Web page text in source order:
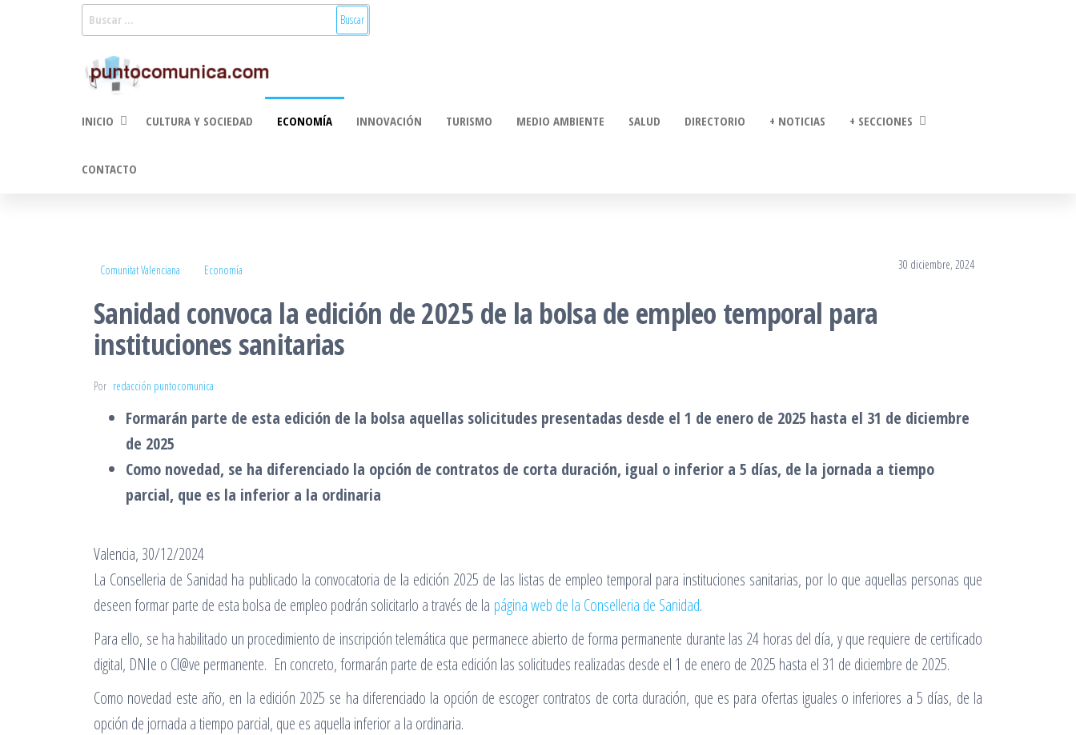
Comunicación
2.0
Valenciana:
turismo, cultura,
economía,
INICIO CULTURA Y SOCIEDAD ECONOMÍA INNOVACIÓN TURISMO MEDIO AMBIENTE SALUD DIRECTORIO + NOTICIAS + SECCIONES
CONTACTO
Comunitat Valenciana Economía 30 diciembre, 2024
Sanidad convoca la edición de 2025 de la bolsa de empleo temporal para
instituciones sanitarias
Por redacción puntocomunica
Formarán parte de esta edición de la bolsa aquellas solicitudes presentadas desde el 1 de enero de 2025 hasta el 31 de diciembre
de 2025
Como novedad, se ha diferenciado la opción de contratos de corta duración, igual o inferior a 5 días, de la jornada a tiempo
parcial, que es la inferior a la ordinaria
Valencia, 30/12/2024
La Conselleria de Sanidad ha publicado la convocatoria de la edición 2025 de las listas de empleo temporal para instituciones sanitarias, por lo que aquellas personas que
deseen formar parte de esta bolsa de empleo podrán solicitarlo a través de la página web de la Conselleria de Sanidad.
Para ello, se ha habilitado un procedimiento de inscripción telemática que permanece abierto de forma permanente durante las 24 horas del día, y que requiere de certificado
digital, DNIe o Cl@ve permanente. En concreto, formarán parte de esta edición las solicitudes realizadas desde el 1 de enero de 2025 hasta el 31 de diciembre de 2025.
Como novedad este año, en la edición 2025 se ha diferenciado la opción de escoger contratos de corta duración, que es para ofertas iguales o inferiores a 5 días, de la
opción de jornada a tiempo parcial, que es aquella inferior a la ordinaria.